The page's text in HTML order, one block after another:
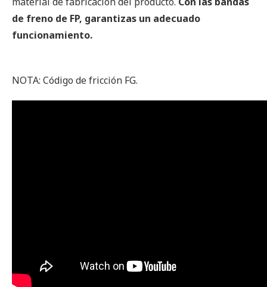
de freno de FP, garantizas un adecuado
funcionamiento.
NOTA: Código de fricción FG.